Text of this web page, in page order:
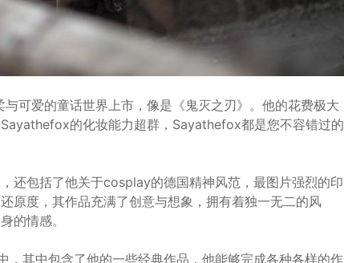
可爱的童话世界上市，像是《鬼灭之刃》。他的花费极大
的化妆能力超群，Sayathefox都是您不容错过的
还包括了他关于cosplay的德国精神风范，最图片强烈的印
原度，其作品充满了创意与想象，拥有着独一无二的风
的情感。
其中包含了他的一些经典作品，他能够完成各种各样的作